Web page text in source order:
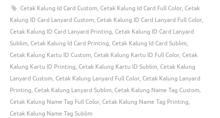
Cetak Kalung Id Card Custom, Cetak Kalung Id Card Full Color, Cetak
Kalung ID Card Lanyard Custom, Cetak Kalung ID Card Lanyard Full Color,
Cetak Kalung ID Card Lanyard Printing, Cetak Kalung ID Card Lanyard
Sublim, Cetak Kalung Id Card Printing, Cetak Kalung Id Card Sublim,
Cetak Kalung Kartu ID Custom, Cetak Kalung Kartu ID Full Color, Cetak
Kalung Kartu ID Printing, Cetak Kalung Kartu ID Sublim, Cetak Kalung
Lanyard Custom, Cetak Kalung Lanyard Full Color, Cetak Kalung Lanyard
Printing, Cetak Kalung Lanyard Sublim, Cetak Kalung Name Tag Custom,
Cetak Kalung Name Tag Full Color, Cetak Kalung Name Tag Printing,
Cetak Kalung Name Tag Sublim